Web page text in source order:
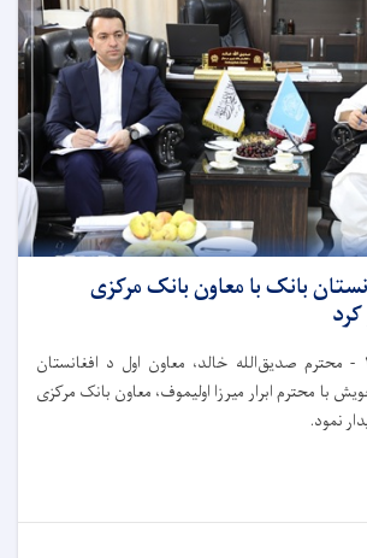
بانک با معاون بانک مرکزی
- محترم صدیق‌الله خالد، معاون اول د افغانستان
با محترم ابرار میرزا اولیموف، معاون بانک مرکزی
نمود.